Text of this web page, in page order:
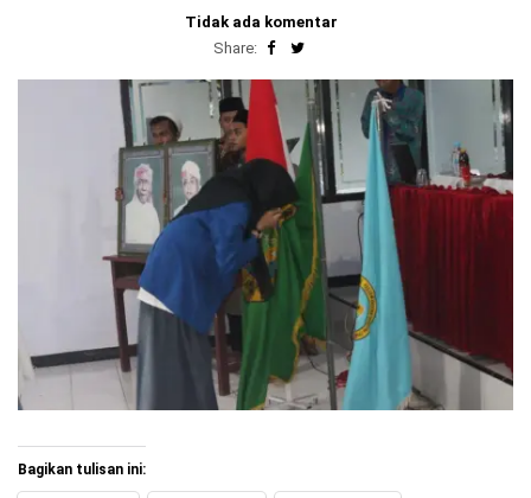
Tidak ada komentar
Share:
Bagikan tulisan ini: